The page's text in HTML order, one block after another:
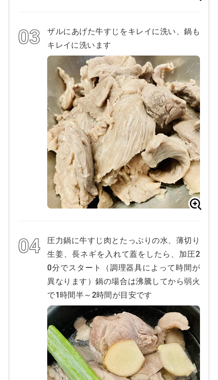
ザルにあげた牛すじをキレイに洗い、鍋も
キレイに洗います
圧力鍋に牛すじ肉とたっぷりの水、薄切り
生姜、長ネギを入れて蓋をしたら、加圧2
0分でスタート（調理器具によって時間が
異なります）鍋の場合は沸騰してから弱火
で1時間半～2時間が目安です